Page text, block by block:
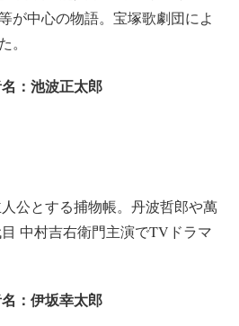
が中心の物語。宝塚歌劇団によ
。
：池波正太郎
公とする捕物帳。丹波哲郎や萬
中村吉右衛門主演でTVドラマ
：伊坂幸太郎